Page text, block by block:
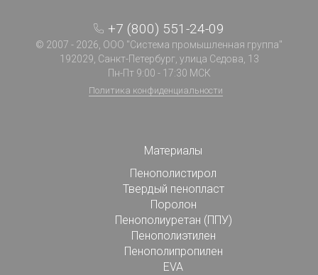
+7 (800) 551-24-09
© 2007 - 2026, ООО "Система промышленная группа"
192029, Санкт-Петербург, улица Седова, 13
Пн-Пт 9:00 - 17:30 МСК
Политика конфиденциальности
Материалы
Пенополистирол
Твердый пенопласт
Поролон
Пенополиуретан (ППУ)
Пенополиэтилен
Пенополипропилен
EVA